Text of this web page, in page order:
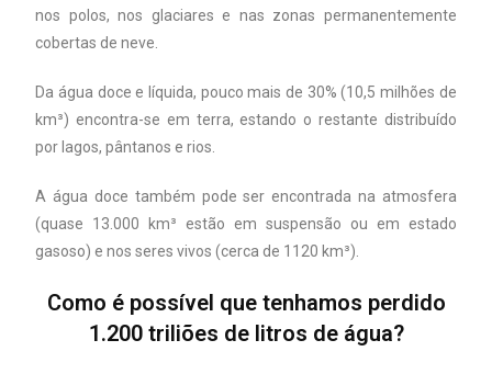
nos polos, nos glaciares e nas zonas permanentemente
cobertas de neve.
Da água doce e líquida, pouco mais de 30% (10,5 milhões de
km³) encontra-se em terra, estando o restante distribuído
por lagos, pântanos e rios.
A água doce também pode ser encontrada na atmosfera
(quase 13.000 km³ estão em suspensão ou em estado
gasoso) e nos seres vivos (cerca de 1120 km³).
Como é possível que tenhamos perdido
1.200 triliões de litros de água?